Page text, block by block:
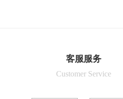
客服服务
Customer Service